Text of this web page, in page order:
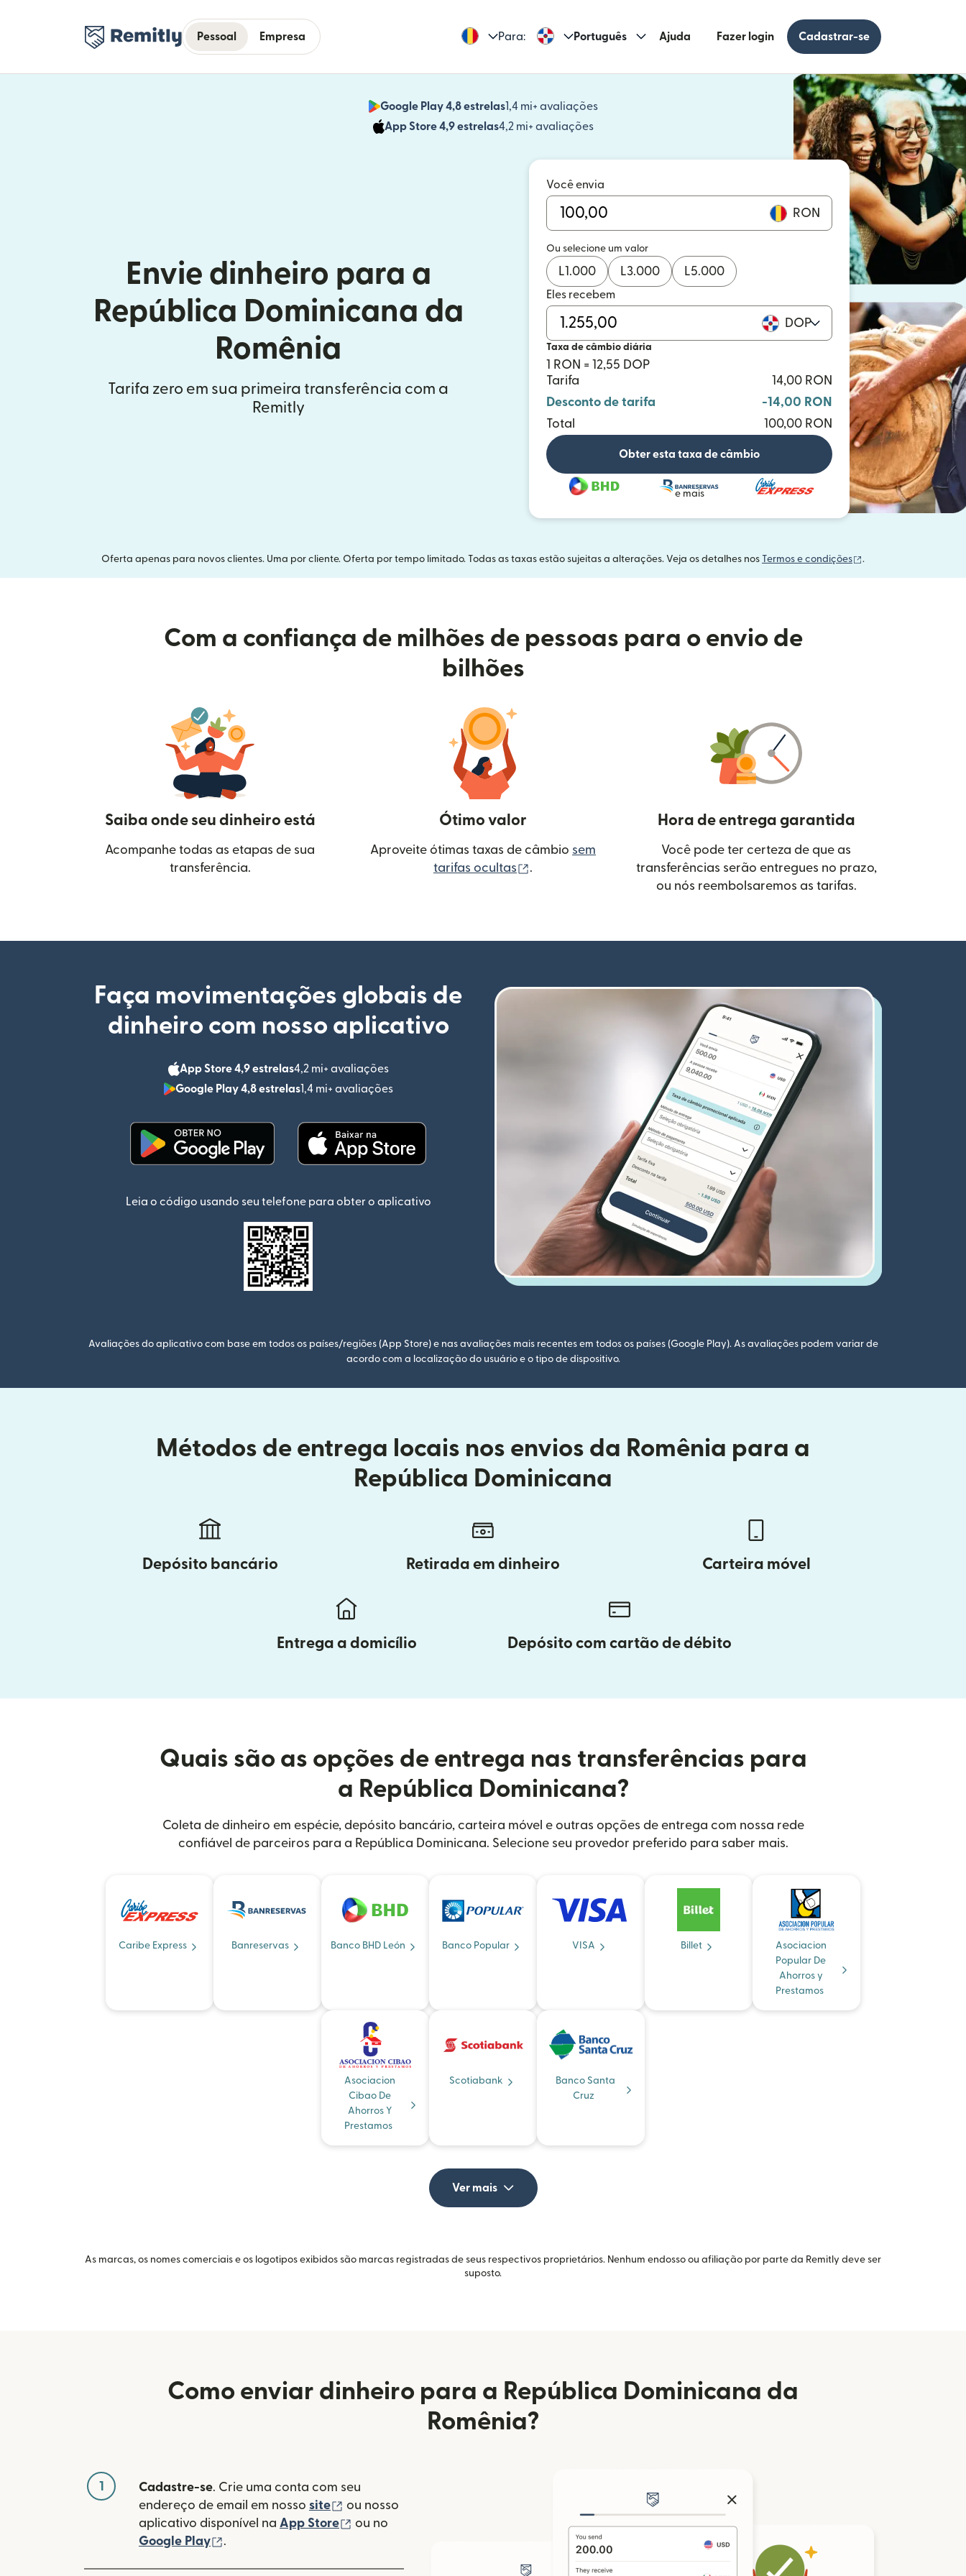
Pessoal Empresa Para: Português Ajuda Fazer login Cadastrar-se
Google Play 4,8 estrelas1,4 mi+ avaliações
(abre em uma nova janela)
App Store 4,9 estrelas4,2 mi+ avaliações
(abre em uma nova janela)
Envie dinheiro para a
República Dominicana da
Romênia
Tarifa zero em sua primeira transferência com a
Remitly
Você envia
RON
Ou selecione um valor
L1.000 L3.000 L5.000
Eles recebem
DOP
Taxa de câmbio diária
1 RON = 12,55 DOP
Tarifa
14,00 RON
Desconto de tarifa
-14,00 RON
Total
100,00 RON
Obter esta taxa de câmbio
e mais
Oferta apenas para novos clientes. Uma por cliente. Oferta por tempo limitado. Todas as taxas estão sujeitas a alterações. Veja os detalhes nos Termos e condições (abre em uma nova
.
Com a confiança de milhões de pessoas para o envio de
bilhões
Saiba onde seu dinheiro está
Acompanhe todas as etapas de sua
transferência.
Ótimo valor
Aproveite ótimas taxas de câmbio sem
tarifas ocultas
(abre em uma nova janela)
.
Hora de entrega garantida
Você pode ter certeza de que as
transferências serão entregues no prazo,
ou nós reembolsaremos as tarifas.
Faça movimentações globais de
dinheiro com nosso aplicativo
App Store 4,9 estrelas4,2 mi+ avaliações
(abre em uma nova janela)
Google Play 4,8 estrelas1,4 mi+ avaliações
(abre em uma nova janela)
Leia o código usando seu telefone para obter o aplicativo
Avaliações do aplicativo com base em todos os países/regiões (App Store) e nas avaliações mais recentes em todos os países (Google Play). As avaliações podem variar de
acordo com a localização do usuário e o tipo de dispositivo.
Métodos de entrega locais nos envios da Romênia para a
República Dominicana
Depósito bancário Retirada em dinheiro Carteira móvel
Entrega a domicílio Depósito com cartão de débito
Quais são as opções de entrega nas transferências para
a República Dominicana?
Coleta de dinheiro em espécie, depósito bancário, carteira móvel e outras opções de entrega com nossa rede
confiável de parceiros para a República Dominicana. Selecione seu provedor preferido para saber mais.
Caribe Express Banreservas Banco BHD León Banco Popular VISA Billet
Asociacion
Popular De
Ahorros y
Prestamos
Asociacion
Cibao De
Ahorros Y
Prestamos
Scotiabank
Banco Santa
Cruz
Ver mais
As marcas, os nomes comerciais e os logotipos exibidos são marcas registradas de seus respectivos proprietários. Nenhum endosso ou afiliação por parte da Remitly deve ser
suposto.
Como enviar dinheiro para a República Dominicana da
Romênia?
1 Cadastre-se. Crie uma conta com seu
endereço de email em nosso site (abre em uma nova janela)
ou nosso
aplicativo disponível na App Store (abre em uma nova janela)
ou no
Google Play
(abre em uma nova janela)
.